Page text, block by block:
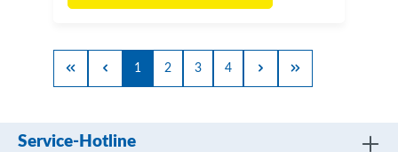
1 2 3 4
Service-Hotline